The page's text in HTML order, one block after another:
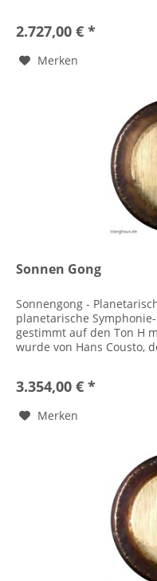
2.727,00 € *
Merken
Sonnen Gong
Sonnengong -
planetarische
gestimmt auf den Ton H
wurde von Hans Cousto,
3.354,00 € *
Merken